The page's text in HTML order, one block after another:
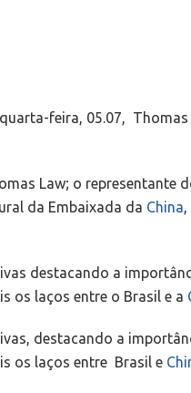
feira, 05.07,
Law; o
da Embaixada da China
destacando a
os laços entre o Brasil e a
destacando a
os laços entre Brasil e